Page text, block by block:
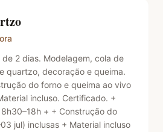
2 dias. Modelagem, cola de
quartzo, decoração e queima.
do forno e queima ao vivo
incluso. Certificado. +
+ + Construção do
jul) inclusas + Material incluso